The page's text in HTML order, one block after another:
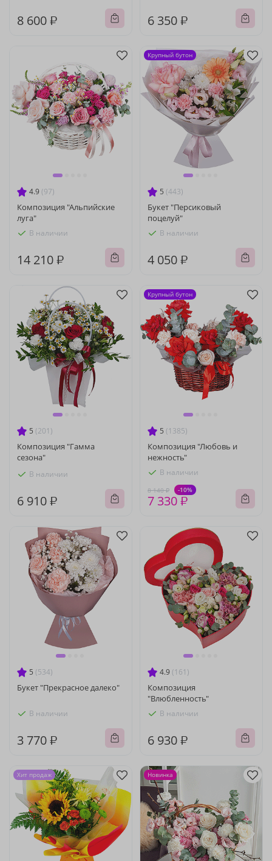
8 600 ₽ 6 350 ₽
4.9 (97)
Композиция "Альпийские
луга"
В наличии
14 210 ₽
5 (443)
Букет "Персиковый
поцелуй"
В наличии
4 050 ₽
Крупный бутон
5 (201)
Композиция "Гамма
сезона"
В наличии
6 910 ₽
5 (1385)
Композиция "Любовь и
нежность"
В наличии
8 140 ₽ -10%
7 330 ₽
Крупный бутон
5 (534)
Букет "Прекрасное далеко"
В наличии
3 770 ₽
4.9 (161)
Композиция
"Влюбленность"
В наличии
6 930 ₽
Хит продаж Новинка